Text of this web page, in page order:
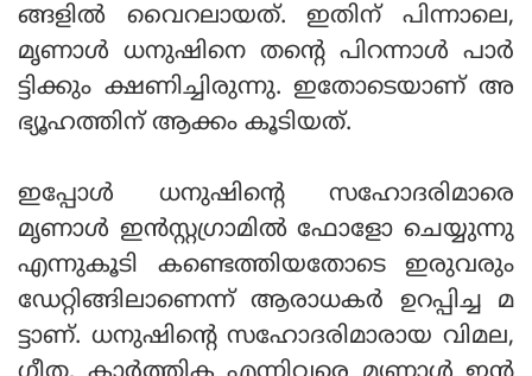
ങ്ങളിൽ വൈറലായത്. ഇതിന് പിന്നാലെ,
മൃണാൾ ധനുഷിനെ തന്റെ പിറന്നാൾ പാർ
ട്ടിക്കും ക്ഷണിച്ചിരുന്നു. ഇതോടെയാണ് അ
ഭ്യൂഹത്തിന് ആക്കം കൂടിയത്.
ഇപ്പോള്‍ ധനുഷിന്റെ സഹോദരിമാരെ
മൃണാൾ ഇൻസ്റ്റഗ്രാമിൽ ഫോളോ ചെയ്യുന്നു
എന്നുകൂടി കണ്ടെത്തിയതോടെ ഇരുവരും
ഡേറ്റിങ്ങിലാണെന്ന് ആരാധകർ ഉറപ്പിച്ച മ
ട്ടാണ്. ധനുഷിന്റെ സഹോദരിമാരായ വിമല,